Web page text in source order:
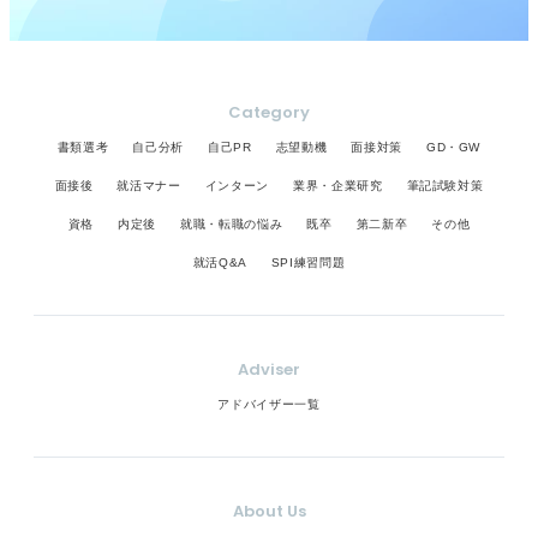
Category
書類選考 自己分析 自己PR 志望動機 面接対策 GD・GW
面接後 就活マナー インターン 業界・企業研究 筆記試験対策
資格 内定後 就職・転職の悩み 既卒 第二新卒 その他
就活Q&A SPI練習問題
Adviser
アドバイザー一覧
About Us